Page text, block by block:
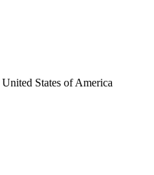
United States of America